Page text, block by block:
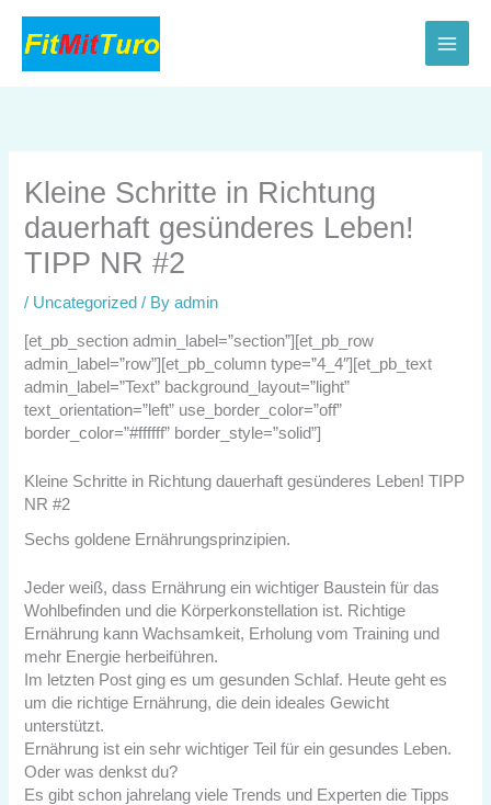
content
Kleine Schritte in Richtung
dauerhaft gesünderes Leben!
TIPP NR #2
/ Uncategorized / Byadmin
[et_pb_section admin_label=”section”][et_pb_row
admin_label=”row”][et_pb_column type=”4_4″][et_pb_text
admin_label=”Text” background_layout=”light”
text_orientation=”left” use_border_color=”off”
border_color=”#ffffff” border_style=”solid”]
Kleine Schritte in Richtung dauerhaft gesünderes Leben! TIPP
NR #2
Sechs goldene Ernährungsprinzipien.
Jeder weiß, dass Ernährung ein wichtiger Baustein für das
Wohlbefinden und die Körperkonstellation ist. Richtige
Ernährung kann Wachsamkeit, Erholung vom Training und
mehr Energie herbeiführen.
Im letzten Post ging es um gesunden Schlaf. Heute geht es
um die richtige Ernährung, die dein ideales Gewicht
unterstützt.
Ernährung ist ein sehr wichtiger Teil für ein gesundes Leben.
Oder was denkst du?
Es gibt schon jahrelang viele Trends und Experten die Tipps